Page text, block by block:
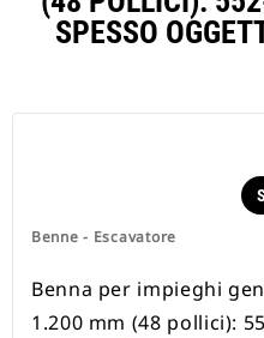
SPESSO
Benne - Escavatore
Benna per impieghi
1.200 mm (48 pollici):